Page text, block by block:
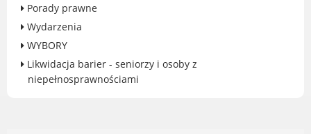
Przemysłowej
Śladami historii Lubonia
Kultura
Komenda Straży Miejskiej Miasta
Porady prawne
Wydarzenia
WYBORY
Likwidacja barier - seniorzy i osoby z
niepełnosprawnościami